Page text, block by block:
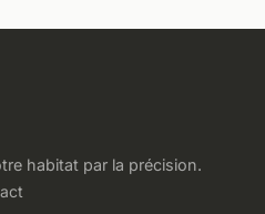
habitat par la précision.